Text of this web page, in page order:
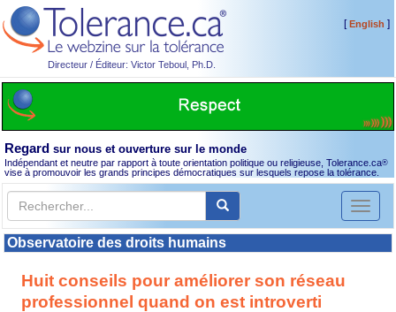
Directeur / Éditeur: Victor Teboul, Ph.D.
[English ]
Regard sur nous et ouverture sur le monde
Indépendant et neutre par rapport à toute orientation politique ou religieuse, Tolerance.ca®
vise à promouvoir les grands principes démocratiques sur lesquels repose la tolérance.
Toggle
Observatoire des droits humains
Huit conseils pour améliorer son réseau
professionnel quand on est introverti